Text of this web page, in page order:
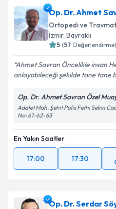
Op. Dr. Ahmet
Ortopedi ve
İzmir, Bayraklı
5 (57 Değerlendirme)
Ahmet Savran Öncelikle insan
anlayabileceği şekilde tane tane
Op. Dr. Ahmet Savran Özel
Adalet Mah. Şehit Polis Fethi Sekin
No: 61-62-63
En Yakın Saatler
17:00 17:30
Op. Dr. Serdar